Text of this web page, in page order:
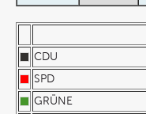
CDU
SPD
GRÜNE